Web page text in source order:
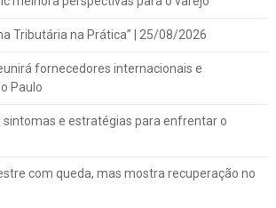
Tributária na Prática” | 25/08/2026
fornecedores internacionais e
Paulo
sintomas e estratégias para enfrentar o
com queda, mas mostra recuperação no